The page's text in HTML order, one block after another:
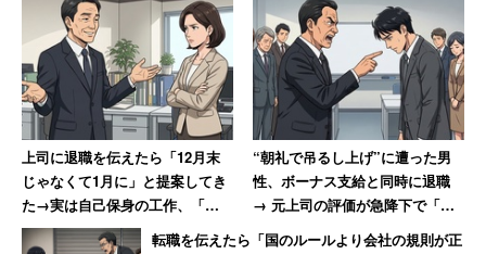
上司に退職を伝えたら「12月末
じゃなくて1月に」と提案してき
た→実は自己保身の工作、「セ
クハラ体質の上に卑怯者」と振
“朝礼で吊るし上げ”に遭った男
性、ボーナス支給と同時に退職
→ 元上司の評価が急降下で「ザ
マアミロと思いました」
転職を伝えたら「国のルールより会社の規則が正